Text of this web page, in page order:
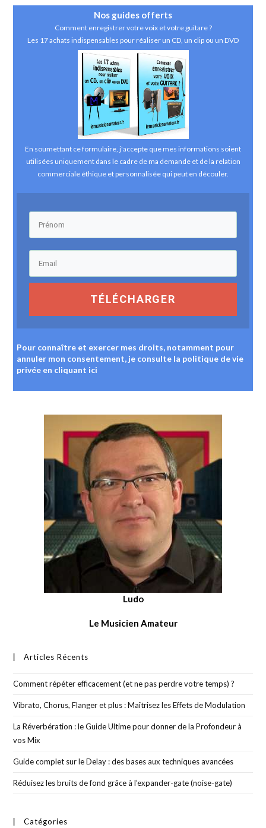
Nos guides offerts
Comment enregistrer votre voix et votre guitare ?
Les 17 achats indispensables pour réaliser un CD, un clip ou un DVD
En soumettant ce formulaire, j'accepte que mes informations soient
utilisées uniquement dans le cadre de ma demande et de la relation
commerciale éthique et personnalisée qui peut en découler.
TÉLÉCHARGER
Pour connaître et exercer mes droits, notamment pour
annuler mon consentement, je consulte la politique de vie
privée en cliquant ici
Ludo
Le Musicien Amateur
Articles Récents
Comment répéter efficacement (et ne pas perdre votre temps) ?
Vibrato, Chorus, Flanger et plus : Maîtrisez les Effets de Modulation
La Réverbération : le Guide Ultime pour donner de la Profondeur à
vos Mix
Guide complet sur le Delay : des bases aux techniques avancées
Réduisez les bruits de fond grâce à l’expander-gate (noise-gate)
Catégories